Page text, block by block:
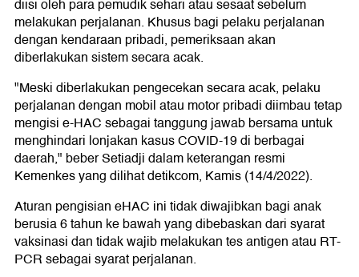
diisi oleh para pemudik sehari atau sesaat sebelum
melakukan perjalanan. Khusus bagi pelaku perjalanan
dengan kendaraan pribadi, pemeriksaan akan
diberlakukan sistem secara acak.
"Meski diberlakukan pengecekan secara acak, pelaku
perjalanan dengan mobil atau motor pribadi diimbau tetap
mengisi e-HAC sebagai tanggung jawab bersama untuk
menghindari lonjakan kasus COVID-19 di berbagai
daerah," beber Setiadji dalam keterangan resmi
Kemenkes yang dilihat detikcom, Kamis (14/4/2022).
Aturan pengisian eHAC ini tidak diwajibkan bagi anak
berusia 6 tahun ke bawah yang dibebaskan dari syarat
vaksinasi dan tidak wajib melakukan tes antigen atau RT-
PCR sebagai syarat perjalanan.